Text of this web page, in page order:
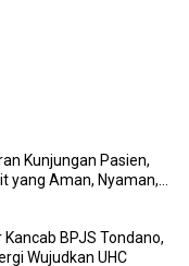
Kunjungan Pasien,
yang Aman, Nyaman,
BPJS Tondano,
Wujudkan UHC